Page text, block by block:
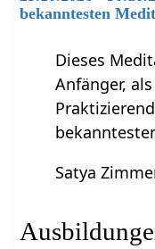
bekanntesten
Dieses
Anfänger,
Satya